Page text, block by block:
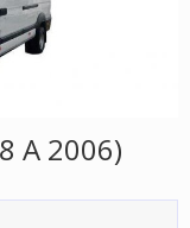
A 2006)